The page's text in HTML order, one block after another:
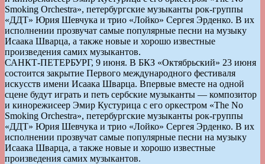
Smoking Orchestra», петербургские музыканты рок-группы
«ДДТ» Юрия Шевчука и трио «Лойко» Сергея Эрденко. В их
исполнении прозвучат самые популярные песни на музыку
Исаака Шварца, а также новые и хорошо известные
произведения самих музыкантов.
САНКТ-ПЕТЕРБУРГ, 9 июня. В БКЗ «Октябрьский» 23 июня
состоится закрытие Первого международного фестиваля
искусств имени Исаака Шварца. Впервые вместе на одной
сцене будут играть и петь сербские музыканты — композитор
и кинорежисеер Эмир Кустурица с его оркестром «The No
Smoking Orchestra», петербургские музыканты рок-группы
«ДДТ» Юрия Шевчука и трио «Лойко» Сергея Эрденко. В их
исполнении прозвучат самые популярные песни на музыку
Исаака Шварца, а также новые и хорошо известные
произведения самих музыкантов.